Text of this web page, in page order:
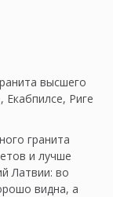
высшего
Екабпилсе, Риге
гранита
и лучше
Латвии: во
видна, а